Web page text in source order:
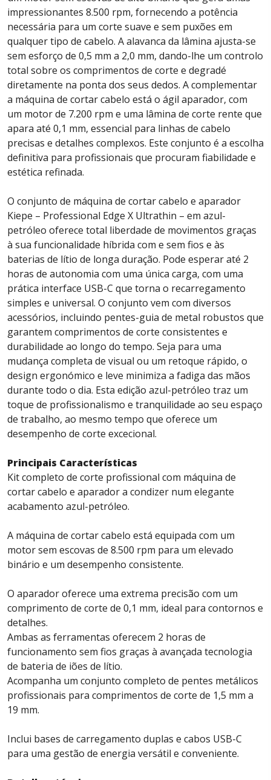
impressionantes 8.500 rpm, fornecendo a potência
necessária para um corte suave e sem puxões em
qualquer tipo de cabelo. A alavanca da lâmina ajusta-se
sem esforço de 0,5 mm a 2,0 mm, dando-lhe um controlo
total sobre os comprimentos de corte e degradé
diretamente na ponta dos seus dedos. A complementar
a máquina de cortar cabelo está o ágil aparador, com
um motor de 7.200 rpm e uma lâmina de corte rente que
apara até 0,1 mm, essencial para linhas de cabelo
precisas e detalhes complexos. Este conjunto é a escolha
definitiva para profissionais que procuram fiabilidade e
estética refinada.
O conjunto de máquina de cortar cabelo e aparador
Kiepe – Professional Edge X Ultrathin – em azul-
petróleo oferece total liberdade de movimentos graças
à sua funcionalidade híbrida com e sem fios e às
baterias de lítio de longa duração. Pode esperar até 2
horas de autonomia com uma única carga, com uma
prática interface USB-C que torna o recarregamento
simples e universal. O conjunto vem com diversos
acessórios, incluindo pentes-guia de metal robustos que
garantem comprimentos de corte consistentes e
durabilidade ao longo do tempo. Seja para uma
mudança completa de visual ou um retoque rápido, o
design ergonómico e leve minimiza a fadiga das mãos
durante todo o dia. Esta edição azul-petróleo traz um
toque de profissionalismo e tranquilidade ao seu espaço
de trabalho, ao mesmo tempo que oferece um
desempenho de corte excecional.
Principais Características
Kit completo de corte profissional com máquina de
cortar cabelo e aparador a condizer num elegante
acabamento azul-petróleo.
A máquina de cortar cabelo está equipada com um
motor sem escovas de 8.500 rpm para um elevado
binário e um desempenho consistente.
O aparador oferece uma extrema precisão com um
comprimento de corte de 0,1 mm, ideal para contornos e
detalhes.
Ambas as ferramentas oferecem 2 horas de
funcionamento sem fios graças à avançada tecnologia
de bateria de iões de lítio.
Acompanha um conjunto completo de pentes metálicos
profissionais para comprimentos de corte de 1,5 mm a
19 mm.
Inclui bases de carregamento duplas e cabos USB-C
para uma gestão de energia versátil e conveniente.